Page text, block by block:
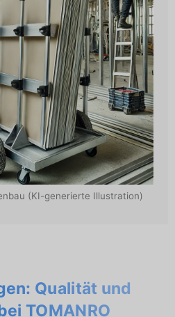
(KI-generierte Illustration)
Qualität und
TOMANRO